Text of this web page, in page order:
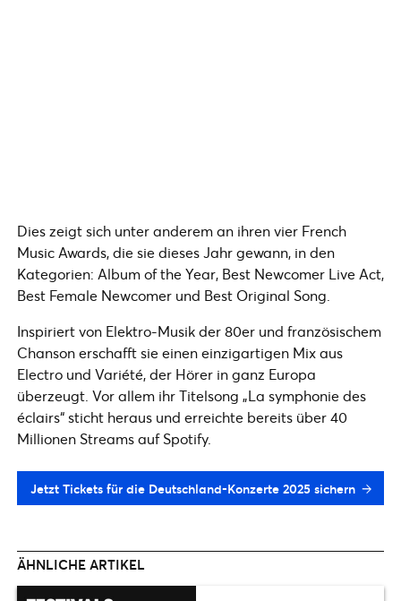
Dies zeigt sich unter anderem an ihren vier French
Music Awards, die sie dieses Jahr gewann, in den
Kategorien: Album of the Year, Best Newcomer Live Act,
Best Female Newcomer und Best Original Song.
Inspiriert von Elektro-Musik der 80er und französischem
Chanson erschafft sie einen einzigartigen Mix aus
Electro und Variété, der Hörer in ganz Europa
überzeugt. Vor allem ihr Titelsong „La symphonie des
éclairs“ sticht heraus und erreichte bereits über 40
Millionen Streams auf Spotify.
Jetzt Tickets für die Deutschland-Konzerte 2025 sichern
ÄHNLICHE ARTIKEL